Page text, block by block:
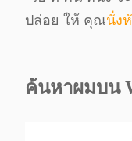
ปล่อย ให้ คุณนั่ง
ค้นหาผมบน